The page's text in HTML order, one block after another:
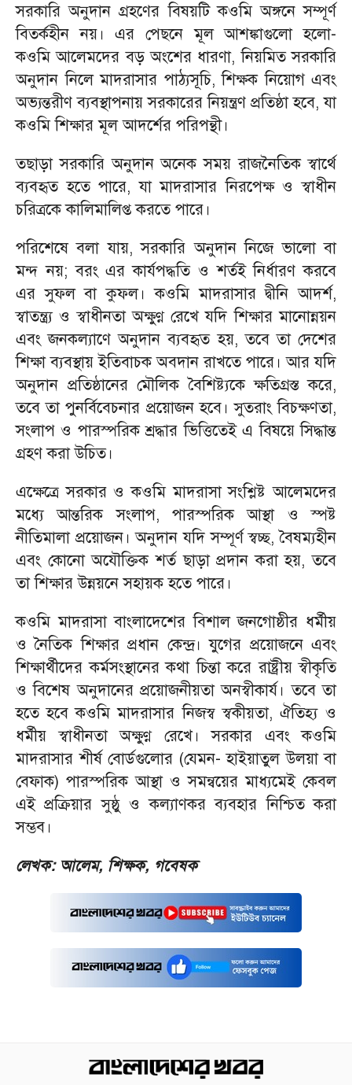
​সরকারি অনুদান গ্রহণের বিষয়টি কওমি অঙ্গনে সম্পূর্ণ
বিতর্কহীন নয়। এর পেছনে মূল আশঙ্কাগুলো হলো-
কওমি আলেমদের বড় অংশের ধারণা, নিয়মিত সরকারি
অনুদান নিলে মাদরাসার পাঠ্যসূচি, শিক্ষক নিয়োগ এবং
অভ্যন্তরীণ ব্যবস্থাপনায় সরকারের নিয়ন্ত্রণ প্রতিষ্ঠা হবে, যা
কওমি শিক্ষার মূল আদর্শের পরিপন্থী।
তছাড়া সরকারি অনুদান অনেক সময় রাজনৈতিক স্বার্থে
ব্যবহৃত হতে পারে, যা মাদরাসার নিরপেক্ষ ও স্বাধীন
চরিত্রকে কালিমালিপ্ত করতে পারে।
পরিশেষে বলা যায়, সরকারি অনুদান নিজে ভালো বা
মন্দ নয়; বরং এর কার্যপদ্ধতি ও শর্তই নির্ধারণ করবে
এর সুফল বা কুফল। কওমি মাদরাসার দ্বীনি আদর্শ,
স্বাতন্ত্র্য ও স্বাধীনতা অক্ষুণ্ণ রেখে যদি শিক্ষার মানোন্নয়ন
এবং জনকল্যাণে অনুদান ব্যবহৃত হয়, তবে তা দেশের
শিক্ষা ব্যবস্থায় ইতিবাচক অবদান রাখতে পারে। আর যদি
অনুদান প্রতিষ্ঠানের মৌলিক বৈশিষ্ট্যকে ক্ষতিগ্রস্ত করে,
তবে তা পুনর্বিবেচনার প্রয়োজন হবে। সুতরাং বিচক্ষণতা,
সংলাপ ও পারস্পরিক শ্রদ্ধার ভিত্তিতেই এ বিষয়ে সিদ্ধান্ত
গ্রহণ করা উচিত।
এক্ষেত্রে সরকার ও কওমি মাদরাসা সংশ্লিষ্ট আলেমদের
মধ্যে আন্তরিক সংলাপ, পারস্পরিক আস্থা ও স্পষ্ট
নীতিমালা প্রয়োজন। অনুদান যদি সম্পূর্ণ স্বচ্ছ, বৈষম্যহীন
এবং কোনো অযৌক্তিক শর্ত ছাড়া প্রদান করা হয়, তবে
তা শিক্ষার উন্নয়নে সহায়ক হতে পারে।
​কওমি মাদরাসা বাংলাদেশের বিশাল জনগোষ্ঠীর ধর্মীয়
ও নৈতিক শিক্ষার প্রধান কেন্দ্র। যুগের প্রয়োজনে এবং
শিক্ষার্থীদের কর্মসংস্থানের কথা চিন্তা করে রাষ্ট্রীয় স্বীকৃতি
ও বিশেষ অনুদানের প্রয়োজনীয়তা অনস্বীকার্য। তবে তা
হতে হবে কওমি মাদরাসার নিজস্ব স্বকীয়তা, ঐতিহ্য ও
ধর্মীয় স্বাধীনতা অক্ষুণ্ণ রেখে। সরকার এবং কওমি
মাদরাসার শীর্ষ বোর্ডগুলোর (যেমন- হাইয়াতুল উলয়া বা
বেফাক) পারস্পরিক আস্থা ও সমন্বয়ের মাধ্যমেই কেবল
এই প্রক্রিয়ার সুষ্ঠু ও কল্যাণকর ব্যবহার নিশ্চিত করা
সম্ভব।
লেখক: আলেম, শিক্ষক, গবেষক